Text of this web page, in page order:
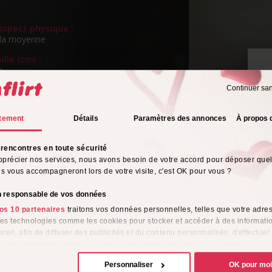
Continuer
Détails Paramètres des annonces À propos
rencontres en toute sécurité
nos services, nous avons besoin de votre accord pour déposer
vous accompagneront lors de votre visite, c'est OK pour vous ?
responsable de vos données
10 partenaires traitons vos données personnelles, telles que votre
technologies comme les cookies pour stocker et accéder à des
afin de diffuser des publicités et du contenu personnalisés, d'effectuer
favorisant ainsi le développement de services. Vous avez le choix quant à
de vos données et à leurs finalités. Vous pouvez modifier ou retirer votre
Personnaliser OK pour moi
physique :
moyenne
(cm) :
de cheveux :
:
sexuelle :
vestimentaire :